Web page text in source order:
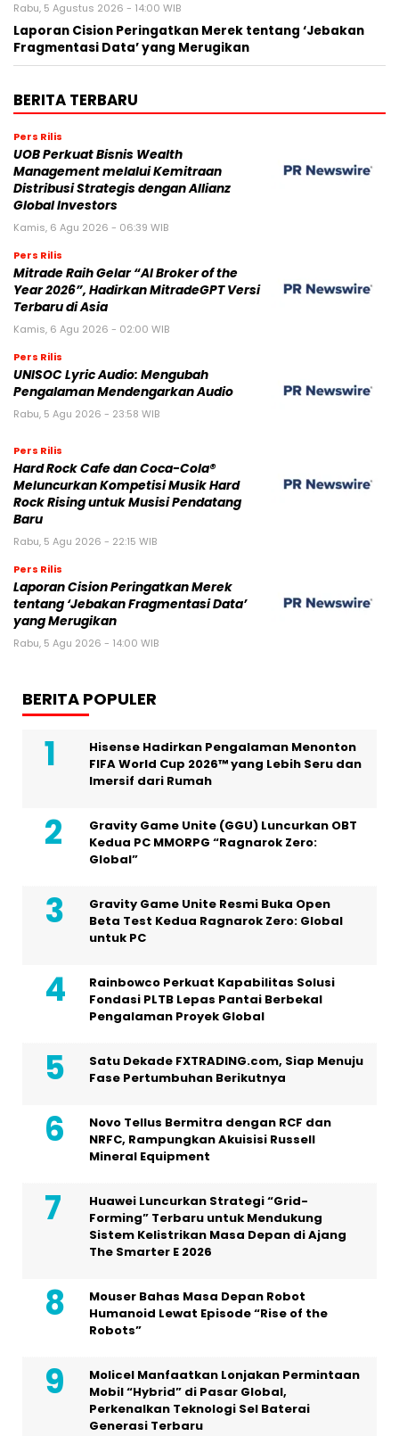
Rabu, 5 Agustus 2026 - 14:00 WIB
Laporan Cision Peringatkan Merek tentang ‘Jebakan
Fragmentasi Data’ yang Merugikan
BERITA TERBARU
Pers Rilis
UOB Perkuat Bisnis Wealth
Management melalui Kemitraan
Distribusi Strategis dengan Allianz
Global Investors
Kamis, 6 Agu 2026 - 06:39 WIB
Pers Rilis
Mitrade Raih Gelar “AI Broker of the
Year 2026”, Hadirkan MitradeGPT Versi
Terbaru di Asia
Kamis, 6 Agu 2026 - 02:00 WIB
Pers Rilis
UNISOC Lyric Audio: Mengubah
Pengalaman Mendengarkan Audio
Rabu, 5 Agu 2026 - 23:58 WIB
Pers Rilis
Hard Rock Cafe dan Coca-Cola®
Meluncurkan Kompetisi Musik Hard
Rock Rising untuk Musisi Pendatang
Baru
Rabu, 5 Agu 2026 - 22:15 WIB
Pers Rilis
Laporan Cision Peringatkan Merek
tentang ‘Jebakan Fragmentasi Data’
yang Merugikan
Rabu, 5 Agu 2026 - 14:00 WIB
BERITA POPULER
Hisense Hadirkan Pengalaman Menonton
FIFA World Cup 2026™ yang Lebih Seru dan
Imersif dari Rumah
Gravity Game Unite (GGU) Luncurkan OBT
Kedua PC MMORPG “Ragnarok Zero:
Global”
Gravity Game Unite Resmi Buka Open
Beta Test Kedua Ragnarok Zero: Global
untuk PC
Rainbowco Perkuat Kapabilitas Solusi
Fondasi PLTB Lepas Pantai Berbekal
Pengalaman Proyek Global
Satu Dekade FXTRADING.com, Siap Menuju
Fase Pertumbuhan Berikutnya
Novo Tellus Bermitra dengan RCF dan
NRFC, Rampungkan Akuisisi Russell
Mineral Equipment
Huawei Luncurkan Strategi “Grid-
Forming” Terbaru untuk Mendukung
Sistem Kelistrikan Masa Depan di Ajang
The Smarter E 2026
Mouser Bahas Masa Depan Robot
Humanoid Lewat Episode “Rise of the
Robots”
Molicel Manfaatkan Lonjakan Permintaan
Mobil “Hybrid” di Pasar Global,
Perkenalkan Teknologi Sel Baterai
Generasi Terbaru